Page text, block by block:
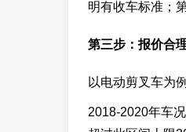
明有收车标准；
第三步：报价合
以电动剪叉车为
2018-2020年车